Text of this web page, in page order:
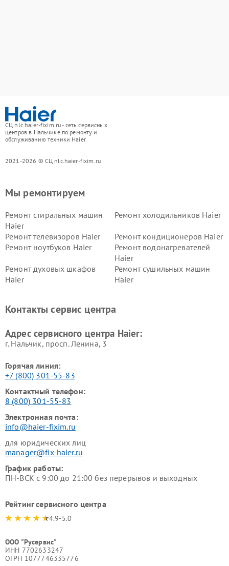
СЦ nlc.haier-fixim.ru - сеть сервисных
центров в Нальчике по ремонту и
обслуживанию техники Haier
2021-2026 © СЦ nlc.haier-fixim.ru
Мы ремонтируем
Ремонт стиральных машин
Haier
Ремонт холодильников Haier
Ремонт телевизоров Haier
Ремонт кондиционеров Haier
Ремонт ноутбуков Haier
Ремонт водонагревателей
Haier
Ремонт духовых шкафов
Haier
Ремонт сушильных машин
Haier
Ремонт роботов-пылесосов
Ремонт посудомоечных
Контакты сервис центра
Адрес сервисного центра Haier:
г. Нальчик, просп. Ленина, 3
Горячая линия:
+7 (800) 301-55-83
Контактный телефон:
8 (800) 301-55-83
Электронная почта:
info@haier-fixim.ru
для юридических лиц
manager@fix-haier.ru
График работы:
ПН-ВСК с 9:00 до 21:00 без перерывов и выходных
Рейтинг сервисного центра
4.9-5.0
ООО "Русервис"
ИНН 7702633247
ОГРН 1077746335776